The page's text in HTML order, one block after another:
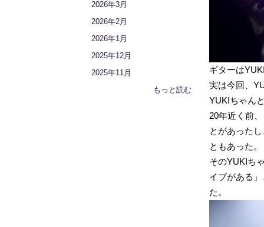
2026年3月
2026年2月
2026年1月
2025年12月
2025年11月
もっと読む
ギターは
実は今回、
YUKIちゃん
20年近く前
とがあった
ともあった。
そのYUKIち
イブがある
た。